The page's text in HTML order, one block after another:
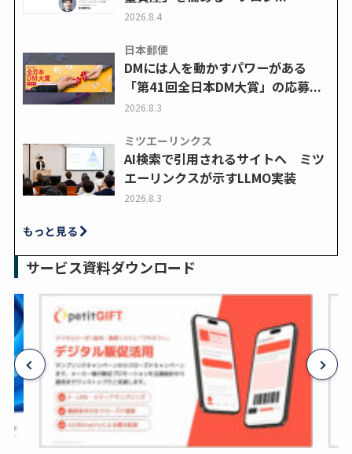
2026.8.4
日本郵便
DMには人を動かすパワーがある
「第41回全日本DM大賞」の応募...
2026.8.3
ミツエーリンクス
AI検索で引用されるサイトへ ミツ
エーリンクスが示すLLMO実装
2026.8.3
もっと見る
サービス資料ダウンロード